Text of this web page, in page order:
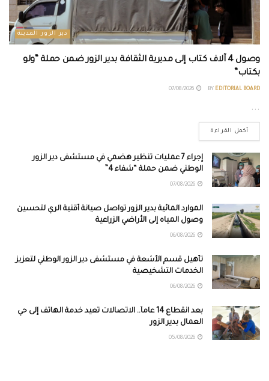
دير الزور المدينة
وصول 4 آلاف كتاب إلى مديرية الثقافة بدير الزور ضمن حملة “ولو
بكتاب”
BY EDITORIAL BOARD
...
أكمل القراءة
إجراء 7 عمليات تنظير هضمي في مستشفى دير الزور
الوطني ضمن حملة “شفاء 4”
الموارد المائية بدير الزور تواصل صيانة أقنية الري لتحسين
وصول المياه إلى الأراضي الزراعية
تأهيل قسم الأشعة في مستشفى دير الزور الوطني لتعزيز
الخدمات التشخيصية
بعد انقطاع 14 عاماً.. الاتصالات تعيد خدمة الهاتف إلى حي
العمال بدير الزور